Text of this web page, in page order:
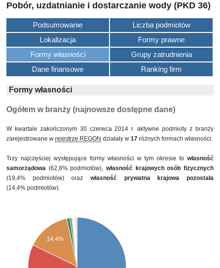
Pobór, uzdatnianie i dostarczanie wody (PKD 36)
Podsumowanie
Liczba podmiotów
Lokalizacja
Formy prawne
Formy własności
Grupy zatrudnienia
Dane finansowe
Ranking firm
Formy własności
Ogółem w branży (najnowsze dostępne dane)
W kwartale zakończonym 30 czerwca 2014 r. aktywne podmioty z branży
zarejestrowane w rejestrze REGON działały w 17 różnych formach własności.
Trzy najczęściej występujące formy własności w tym okresie to własność
samorządowa (62,8% podmiotów), własność krajowych osób fizycznych
(19,4% podmiotów) oraz własność prywatna krajowa pozostała
(14,4% podmiotów).
14.4%